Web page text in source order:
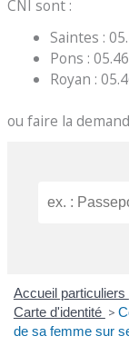
CNI sont :
Saintes :
Pons :
Royan :
ou faire la
Accueil particuliers
Carte d'identité >
de sa femme sur